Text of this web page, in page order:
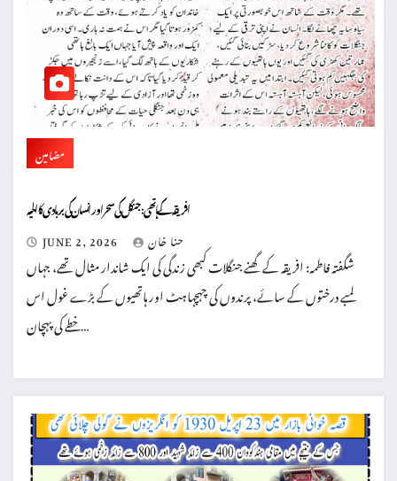
مضامین
افریقہ کے ہاتھی: جنگل کی سحر اور انسان کی بربادی کا المیہ
JUNE 2, 2026
حنا خان
شگفتہ فاطمہ: افریقہ کے گھنے جنگلات کبھی زندگی کی ایک شاندار مثال تھے، جہاں
لمبے درختوں کے سائے، پرندوں کی چہچہاہٹ اور ہاتھیوں کے بڑے غول اس
خطے کی پہچان…